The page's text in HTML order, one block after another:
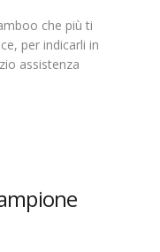
che più ti
per indicarli in
assistenza